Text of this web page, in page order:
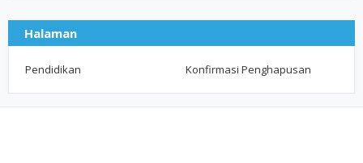
Halaman
Pendidikan Konfirmasi Penghapusan